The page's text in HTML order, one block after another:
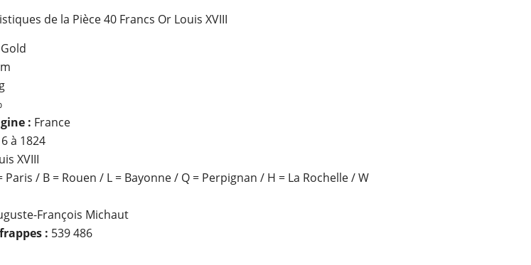
de la Pièce 40 Francs Or Louis XVIII
: France
à 1824
XVIII
Paris / B = Rouen / L = Bayonne / Q = Perpignan / H = La Rochelle / W
François Michaut
: 539 486